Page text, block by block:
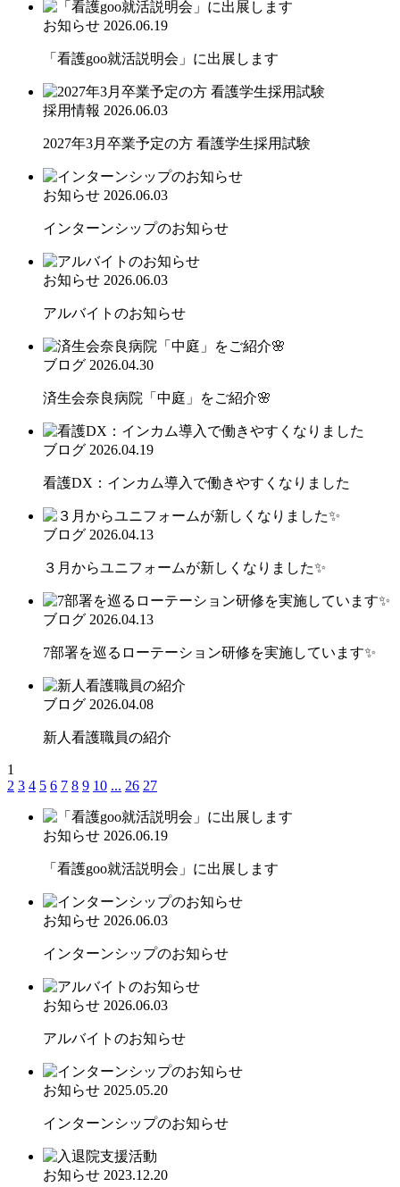
お知らせ 2026.06.19
「看護goo就活説明会」に出展します
採用情報 2026.06.03
2027年3月卒業予定の方 看護学生採用試験
お知らせ 2026.06.03
インターンシップのお知らせ
お知らせ 2026.06.03
アルバイトのお知らせ
ブログ 2026.04.30
済生会奈良病院「中庭」をご紹介🌸
ブログ 2026.04.19
看護DX：インカム導入で働きやすくなりました
ブログ 2026.04.13
３月からユニフォームが新しくなりました✨
ブログ 2026.04.13
7部署を巡るローテーション研修を実施しています✨
ブログ 2026.04.08
新人看護職員の紹介
1
2 3 4 5 6 7 8 9 10 ... 26 27
お知らせ 2026.06.19
「看護goo就活説明会」に出展します
お知らせ 2026.06.03
インターンシップのお知らせ
お知らせ 2026.06.03
アルバイトのお知らせ
お知らせ 2025.05.20
インターンシップのお知らせ
お知らせ 2023.12.20